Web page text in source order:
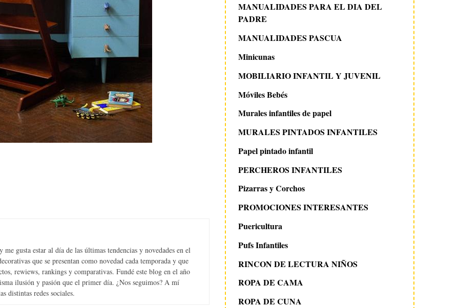
gusta estar al día de las últimas tendencias y novedades en el
que se presentan como novedad cada temporada y que
rewiews, rankings y comparativas. Fundé este blog en el año
ilusión y pasión que el primer día. ¿Nos seguimos? A mí
distintas redes sociales.
MANUALIDADES PARA EL DIA DEL
PADRE
MANUALIDADES PASCUA
Minicunas
MOBILIARIO INFANTIL Y JUVENIL
Móviles Bebés
Murales infantiles de papel
MURALES PINTADOS INFANTILES
Papel pintado infantil
PERCHEROS INFANTILES
Pizarras y Corchos
PROMOCIONES INTERESANTES
Puericultura
Pufs Infantiles
RINCON DE LECTURA NIÑOS
ROPA DE CAMA
ROPA DE CUNA